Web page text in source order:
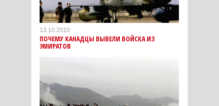
13.10.2010
ПОЧЕМУ КАНАДЦЫ ВЫВЕЛИ ВОЙСКА ИЗ
ЭМИРАТОВ